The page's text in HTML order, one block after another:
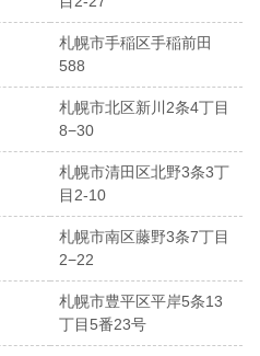
札幌市手稲区手稲前田
588
札幌市北区新川2条4丁目
8−30
札幌市清田区北野3条3丁
目2-10
札幌市南区藤野3条7丁目
2−22
札幌市豊平区平岸5条13
丁目5番23号